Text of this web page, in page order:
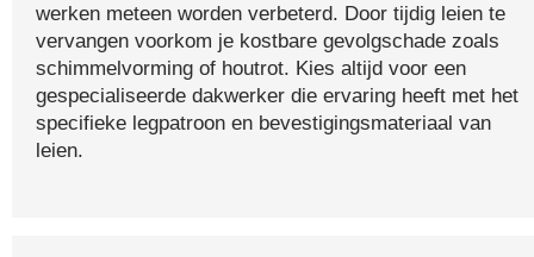
werken meteen worden verbeterd. Door tijdig leien te
vervangen voorkom je kostbare gevolgschade zoals
schimmelvorming of houtrot. Kies altijd voor een
gespecialiseerde dakwerker die ervaring heeft met het
specifieke legpatroon en bevestigingsmateriaal van
leien.